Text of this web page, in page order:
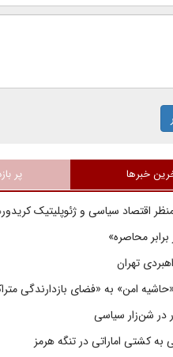
خبرها پر
اقتصاد سیاسی و ژئوپلیتیک
محاصره»
تهران
امن» به «فضای بازدارندگی
در شن‌زار سیاسی
کشتی اماراتی در تنگه هرمز